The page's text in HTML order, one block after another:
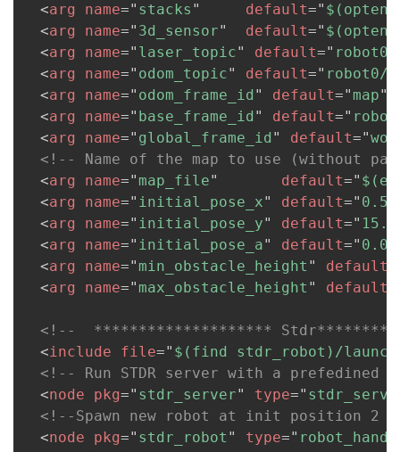
<arg name=" stacks " default=" $(optenv
<arg name=" 3d_sensor" default=" $(optenv
<arg name=" laser_topic" default="
<arg name=" odom_topic" default=" robot0/
<arg name=" odom_frame_id " default=" map"
<arg name=" base_frame_id " default="
<arg name=" global_frame_id " default="
<!-- Name of the map to use (without
<arg name=" map_file" default="
<arg name=" initial_pose_x" default=" 0.5
<arg name=" initial_pose_y" default=" 15.5
<arg name=" initial_pose_a" default=" 0.0
<arg name=" min_obstacle_height " default
<arg name=" max_obstacle_height " default
<!--  ********************
<include file=" $(find stdr_robot)/launch/
<!-- Run STDR server with a prefedined
<node pkg=" stdr_server" type="
<!--Spawn new robot at init position 2
<node pkg=" stdr_robot " type="